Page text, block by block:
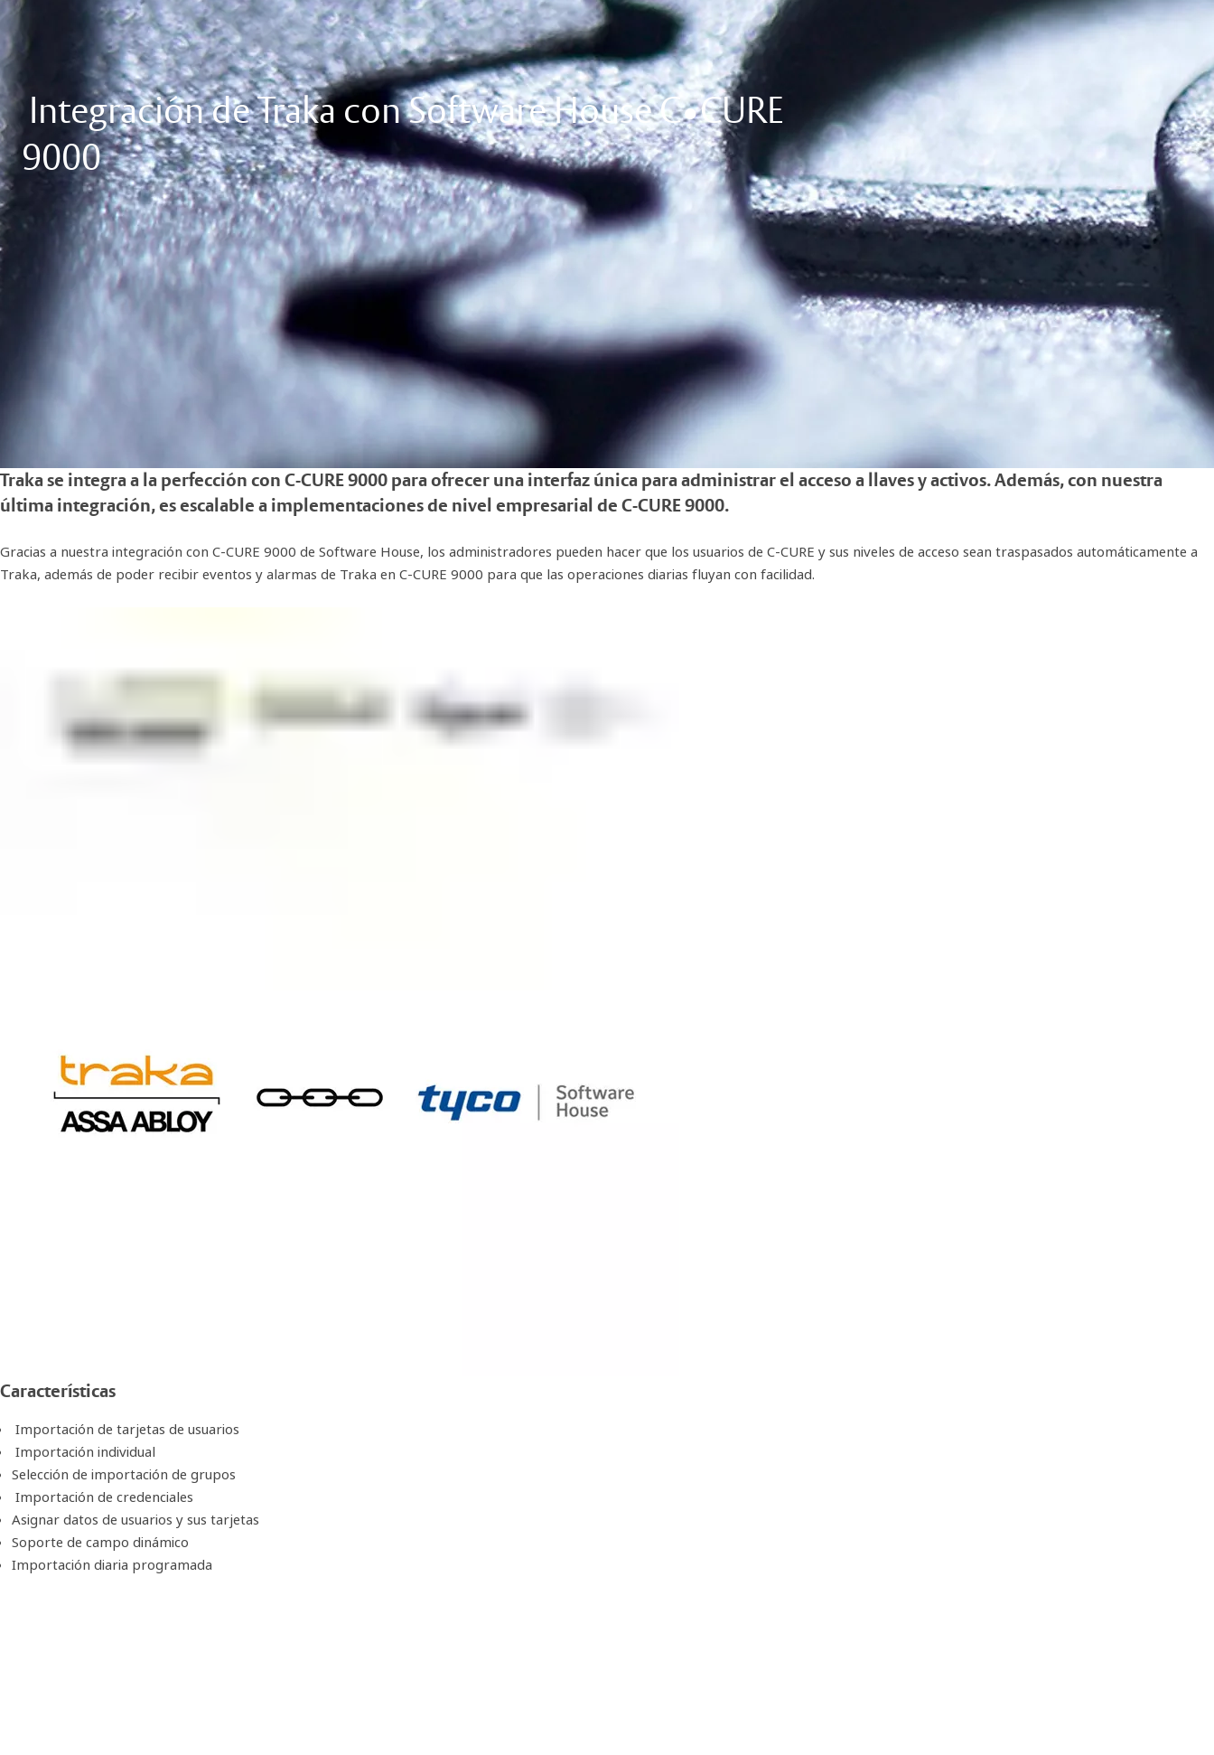
Integración de Traka con Software House C•CURE
9000
Traka se integra a la perfección con C-CURE 9000 para ofrecer una interfaz única para administrar el acceso a llaves y activos. Además, con nuestra
última integración, es escalable a implementaciones de nivel empresarial de C-CURE 9000.
Gracias a nuestra integración con C-CURE 9000 de Software House, los administradores pueden hacer que los usuarios de C-CURE y sus niveles de acceso sean traspasados automáticamente a
Traka, además de poder recibir eventos y alarmas de Traka en C-CURE 9000 para que las operaciones diarias fluyan con facilidad.
Características
Importación de tarjetas de usuarios
Importación individual
Selección de importación de grupos
Importación de credenciales
Asignar datos de usuarios y sus tarjetas
Soporte de campo dinámico
Importación diaria programada